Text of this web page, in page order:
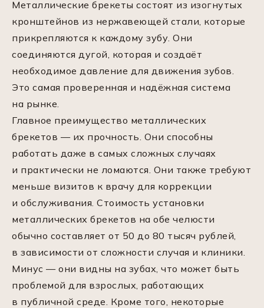
Металлические брекеты состоят из изогнутых
кронштейнов из нержавеющей стали, которые
прикрепляются к каждому зубу. Они
соединяются дугой, которая и создаёт
необходимое давление для движения зубов.
Это самая проверенная и надёжная система
на рынке.
Главное преимущество металлических
брекетов — их прочность. Они способны
работать даже в самых сложных случаях
и практически не ломаются. Они также требуют
меньше визитов к врачу для коррекции
и обслуживания. Стоимость установки
металлических брекетов на обе челюсти
обычно составляет от 50 до 80 тысяч рублей,
в зависимости от сложности случая и клиники.
Минус — они видны на зубах, что может быть
проблемой для взрослых, работающих
в публичной среде. Кроме того, некоторые